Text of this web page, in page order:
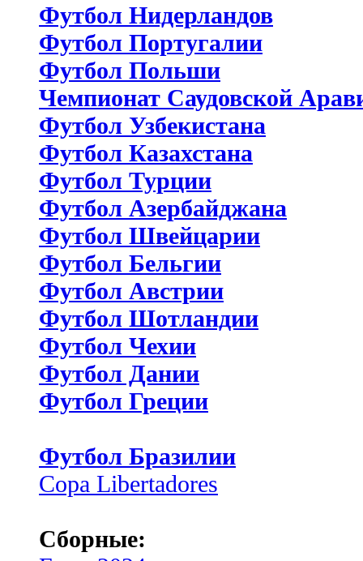
Футбол Нидерландов
Футбол Португалии
Футбол Польши
Чемпионат Саудовской
Футбол Узбекистана
Футбол Казахстана
Футбол Турции
Футбол Азербайджана
Футбол Швейцарии
Футбол Бельгии
Футбол Австрии
Футбол Шотландии
Футбол Чехии
Футбол Дании
Футбол Греции
Футбол Бразилии
Copa Libertadores
Сборные: